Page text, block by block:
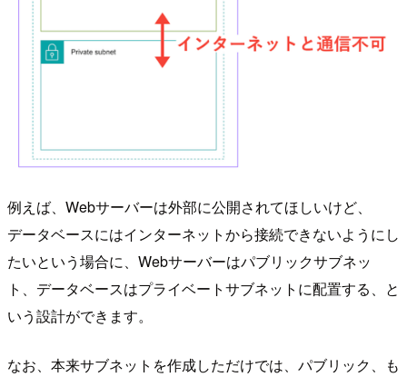
例えば、Webサーバーは外部に公開されてほしいけど、
データベースにはインターネットから接続できないようにし
たいという場合に、Webサーバーはパブリックサブネッ
ト、データベースはプライベートサブネットに配置する、と
いう設計ができます。
なお、本来サブネットを作成しただけでは、パブリック、も